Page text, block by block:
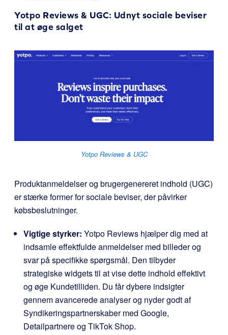
Yotpo Reviews & UGC: Udnyt sociale beviser
til at øge salget
Yotpo Reviews & UGC
Produktanmeldelser og brugergenereret indhold (UGC)
er stærke former for sociale beviser, der påvirker
købsbeslutninger.
Vigtige styrker: Yotpo Reviews hjælper dig med at
indsamle effektfulde anmeldelser med billeder og
svar på specifikke spørgsmål. Den tilbyder
strategiske widgets til at vise dette indhold effektivt
og øge Kundetilliden. Du får dybere indsigter
gennem avancerede analyser og nyder godt af
Syndikeringspartnerskaber med Google,
Detailpartnere og TikTok Shop.